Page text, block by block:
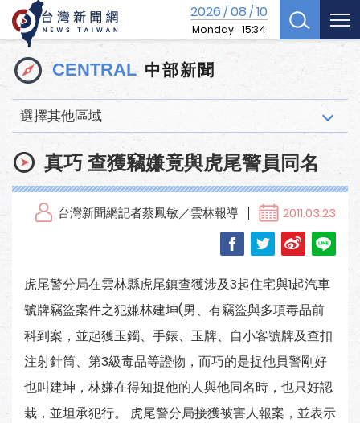
2026/08/10
Monday 15:34
CENTRAL 中部新聞
選擇其他區域
真巧 查獲竊嫌竟與虎尾警員同名
台灣新聞網記者蔡鳳敏／雲林報導 2011.03.23
虎尾警分局在雲林縣虎尾鎮查獲涉及3起住宅與1起汽車
號牌竊盜案件之犯嫌林建坤(男、有竊盜與多項毒品前
科到案，並起獲玉鐲、手錶、玉牌、自小客號牌及查扣
注射針筒、第3級毒品等證物，而巧的是捉他員警剛好
也叫建坤，林嫌在得知捉他的人與他同名時，也只好認
栽，並坦承犯行。 虎尾警分局接獲被害人報案，並表示